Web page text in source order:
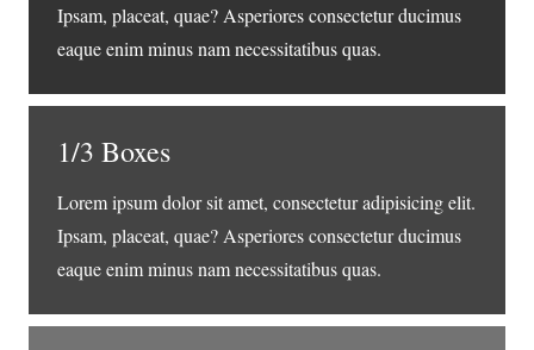
Ipsam, placeat, quae? Asperiores consectetur ducimus
eaque enim minus nam necessitatibus quas.
1/3 Boxes
Lorem ipsum dolor sit amet, consectetur adipisicing elit.
Ipsam, placeat, quae? Asperiores consectetur ducimus
eaque enim minus nam necessitatibus quas.